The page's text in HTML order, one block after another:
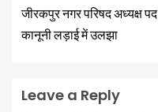
जीरकपुर नगर परिषद अध्यक्ष पद
कानूनी लड़ाई में उलझा
Leave a Reply